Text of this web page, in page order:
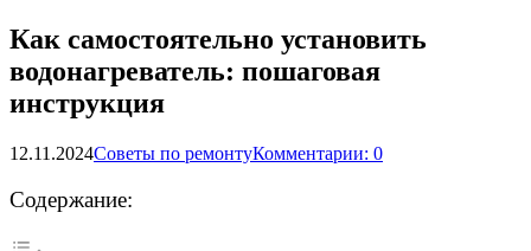
Как самостоятельно установить
водонагреватель: пошаговая
инструкция
12.11.2024Советы по ремонтуКомментарии: 0
Содержание: